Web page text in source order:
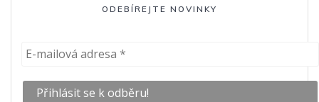
ODEBÍREJTE NOVINKY